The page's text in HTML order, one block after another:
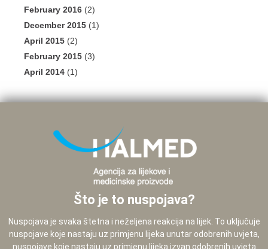
February 2016 (2)
December 2015 (1)
April 2015 (2)
February 2015 (3)
April 2014 (1)
Što je to nuspojava?
Nuspojava je svaka štetna i neželjena reakcija na lijek. To uključuje
nuspojave koje nastaju uz primjenu lijeka unutar odobrenih uvjeta,
nuspojave koje nastaju uz primjenu lijeka izvan odobrenih uvjeta